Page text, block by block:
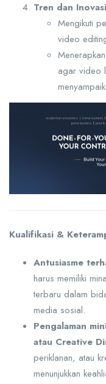
Tren dan
Mengikuti
video
agar video
Kualifikasi &
Antusiasme
harus memiliki
terbaru dalam
media sosial.
Pengalaman
atau Creative
periklanan, atau
menunjukkan